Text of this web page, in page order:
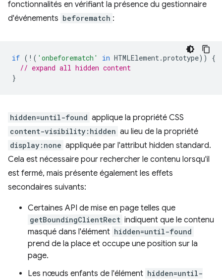
fonctionnalités en vérifiant la présence du gestionnaire
d'événements beforematch :
if ( ! ( 'onbeforematch' in HTMLElement.prototype))
{
// expand all hidden content
}
hidden=until-found applique la propriété CSS
content-visibility:hidden au lieu de la propriété
display:none appliquée par l'attribut hidden standard.
Cela est nécessaire pour rechercher le contenu lorsqu'il
est fermé, mais présente également les effets
secondaires suivants:
Certaines API de mise en page telles que
getBoundingClientRect indiquent que le contenu
masqué dans l'élément hidden=until-found
prend de la place et occupe une position sur la
page.
Les nœuds enfants de l'élément hidden=until-